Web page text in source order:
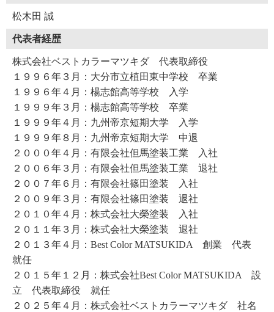
松木田 誠
代表者経歴
株式会社ベストカラーマツキダ 代表取締役
１９９６年３月：大分市立植田東中学校 卒業
１９９６年４月：楊志館高等学校 入学
１９９９年３月：楊志館高等学校 卒業
１９９９年４月：九州帝京短期大学 入学
１９９９年８月：九州帝京短期大学 中退
２０００年４月：有限会社但馬塗装工業 入社
２００６年３月：有限会社但馬塗装工業 退社
２００７年６月：有限会社篠田塗装 入社
２００９年３月：有限会社篠田塗装 退社
２０１０年４月：株式会社大榮塗装 入社
２０１１年３月：株式会社大榮塗装 退社
２０１３年４月：Best Color MATSUKIDA 創業 代表
就任
２０１５年１２月：株式会社Best Color MATSUKIDA 設
立 代表取締役 就任
２０２５年４月：株式会社ベストカラーマツキダ 社名